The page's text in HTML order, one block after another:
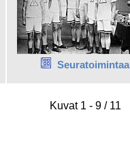
Seuratoimintaa
Kuvat 1 - 9 / 11